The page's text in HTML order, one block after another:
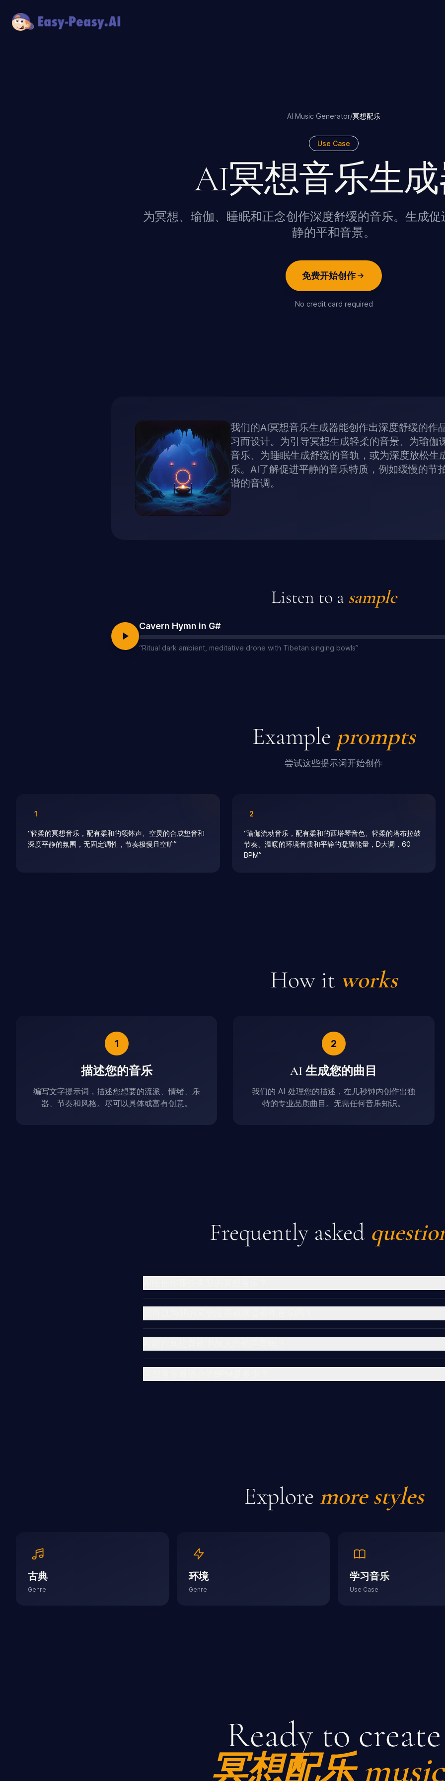
AI Music Generator/冥想配乐
Use Case
AI冥想音乐生
为冥想、瑜伽、睡眠和正念创作深度舒缓的音乐。生成
静的平和音景。
免费开始创作
No credit card required
我们的AI冥想音乐生成器能创作出深度舒缓的作
习而设计。为引导冥想生成轻柔的音景、为瑜伽
音乐、为睡眠生成舒缓的音轨，或为深度放松生
乐。AI了解促进平静的音乐特质，例如缓慢的节
谐的音调。
Listen to a sample
Cavern Hymn in G#
“Ritual dark ambient, meditative drone with Tibetan singing bowls”
Example prompts
尝试这些提示词开始创作
1
“轻柔的冥想音乐，配有柔和的颂钵声、空灵的合成垫音和
深度平静的氛围，无固定调性，节奏极慢且空旷”
2
“瑜伽流动音乐，配有柔和的西塔琴音色、轻柔的塔布拉鼓
节奏、温暖的环境音质和平静的凝聚能量，D大调，60
BPM”
How it works
1
描述您的音乐
编写文字提示词，描述您想要的流派、情绪、乐
器、节奏和风格。尽可以具体或富有创意。
2
AI 生成您的曲目
我们的 AI 处理您的描述，在几秒钟内创作出独
特的专业品质曲目。无需任何音乐知识。
Frequently asked
Explore more styles
古典
Genre
环境
Genre
学习音乐
Use Case
Ready to create
冥想配乐